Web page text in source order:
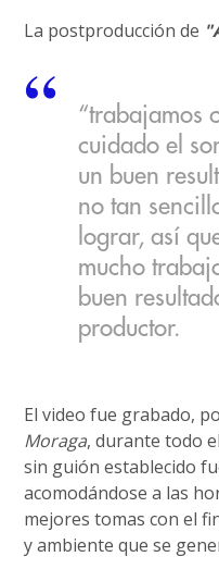
La postproducción de
“trabajamos
cuidado el
un buen
no tan
lograr, así
mucho
buen
productor.
El video fue grabado,
Moraga, durante todo
sin guión establecido
acomodándose a las
mejores tomas con el
y ambiente que se